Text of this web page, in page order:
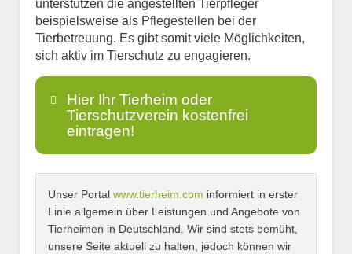
unterstützen die angestellten Tierpfleger
beispielsweise als Pflegestellen bei der
Tierbetreuung. Es gibt somit viele Möglichkeiten,
sich aktiv im Tierschutz zu engagieren.
Hier Ihr Tierheim oder
Tierschutzverein kostenfrei
eintragen!
Name*
Unser Portal www.tierheim.com informiert in erster
Linie allgemein über Leistungen und Angebote von
Tierheimen in Deutschland. Wir sind stets bemüht,
unsere Seite aktuell zu halten, jedoch können wir